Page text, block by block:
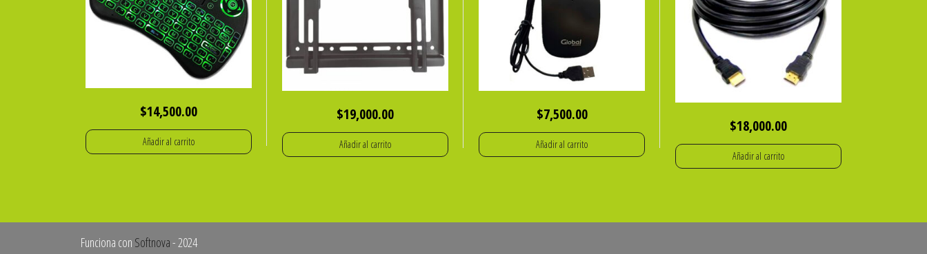
$14,500.00
Añadir al carrito
$19,000.00
Añadir al carrito
$7,500.00
Añadir al carrito
$18,000.00
Añadir al carrito
Funciona con Softnova- 2024